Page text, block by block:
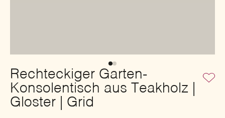
Rechteckiger Garten-
Konsolentisch aus Teakholz |
Gloster | Grid